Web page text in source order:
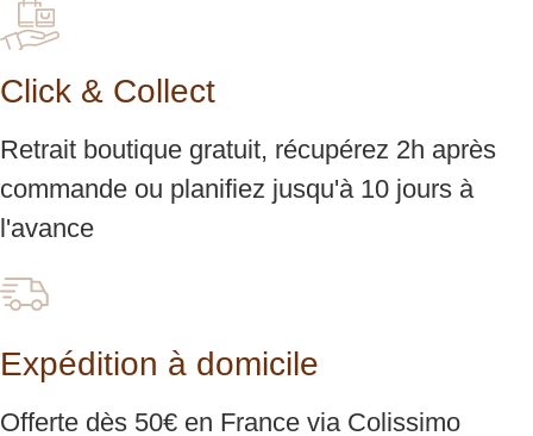
Click & Collect
Retrait boutique gratuit, récupérez 2h après
commande ou planifiez jusqu'à 10 jours à
l'avance
Expédition à domicile
Offerte dès 50€ en France via Colissimo